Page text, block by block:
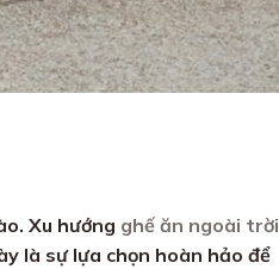
Xu hướng ghế ăn ngoài trời
là sự lựa chọn hoàn hảo để